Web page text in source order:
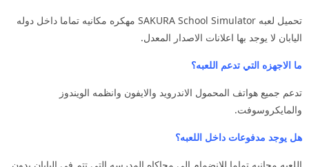
تحميل لعبه SAKURA School Simulator مهكره مكانيه تماما داخل دوله
اليابان لا يوجد بها اعلانات الاصدار المعدل.
ما الاجهزه التي تدعم اللعبه؟
تدعم جميع هواتف المحمول الاندرويد والايفون وانظمه الويندوز
والمايكروسوفت.
هل يوجد مدفوعات داخل اللعبه؟
اللعبه مجانيه تماما للانضمام الى محاكاه المدرسه التي تتم في اليابان بدون